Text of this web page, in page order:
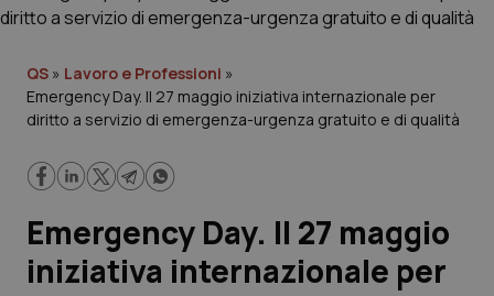
Governo e Parlamento
Regioni e Asl
Lavoro e Professioni
Scienza e Farmaci
QS » Lavoro e Professioni »
Emergency Day. Il 27 maggio iniziativa internazionale per
diritto a servizio di emergenza-urgenza gratuito e di qualità
Emergency Day. Il 27 maggio
iniziativa internazionale per